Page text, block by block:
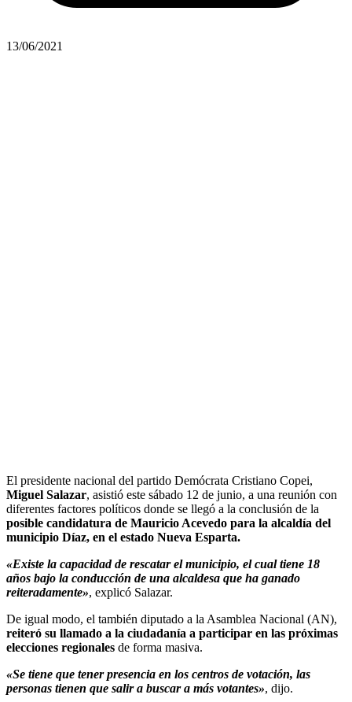
13/06/2021
El presidente nacional del partido Demócrata Cristiano Copei,
Miguel Salazar, asistió este sábado 12 de junio, a una reunión con
diferentes factores políticos donde se llegó a la conclusión de la
posible candidatura de Mauricio Acevedo para la alcaldía del
municipio Díaz, en el estado Nueva Esparta.
«Existe la capacidad de rescatar el municipio, el cual tiene 18
años bajo la conducción de una alcaldesa que ha ganado
reiteradamente», explicó Salazar.
De igual modo, el también diputado a la Asamblea Nacional (AN),
reiteró su llamado a la ciudadanía a participar en las próximas
elecciones regionales de forma masiva.
«Se tiene que tener presencia en los centros de votación, las
personas tienen que salir a buscar a más votantes», dijo.